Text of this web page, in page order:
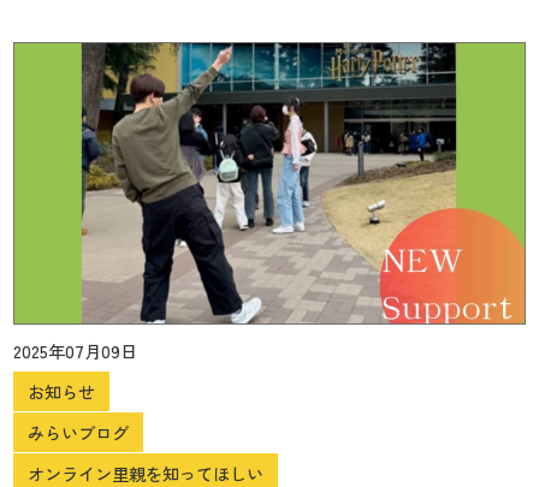
2025年07月09日
お知らせ
みらいブログ
オンライン里親を知ってほしい